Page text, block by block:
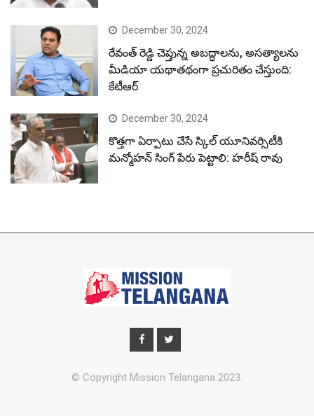
December 30, 2024
రేవంత్ రెడ్డి చెప్తున్న అబద్ధాలను, అసత్యాలను
మీడియా యథాతథంగా ప్రచురితం చేస్తుంది:
కేటీఆర్
December 30, 2024
కొత్తగా ఏర్పాటు చేసే స్కిల్ యూనివర్సిటీకి
మన్మోహన్ సింగ్ పేరు పెట్టాలి: హరీష్ రావు
© Copyright Mission Telangana 2023.